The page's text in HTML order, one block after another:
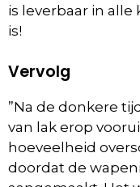
is leverbaar in
is!
Vervolg
”Na de donkere
van lak erop
hoeveelheid
doordat de